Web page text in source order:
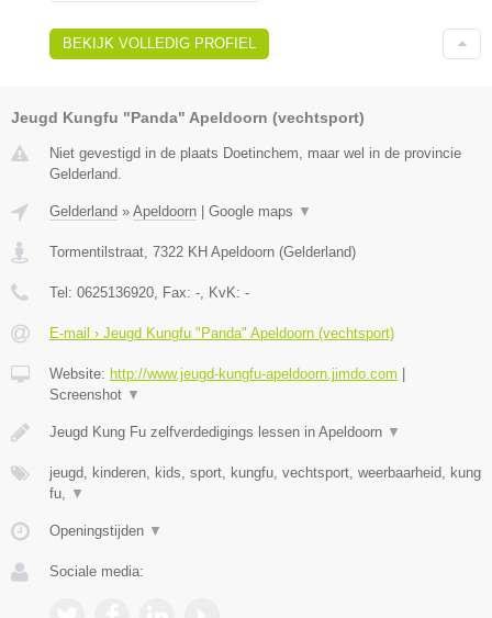
BEKIJK VOLLEDIG PROFIEL
Jeugd Kungfu "Panda" Apeldoorn (vechtsport)
Niet gevestigd in de plaats Doetinchem, maar wel in de provincie
Gelderland.
Gelderland » Apeldoorn Google maps ▼
Tormentilstraat, 7322 KH Apeldoorn (Gelderland)
Tel: 0625136920, Fax: -, KvK: -
E-mail › Jeugd Kungfu "Panda" Apeldoorn (vechtsport)
Website: http://www.jeugd-kungfu-apeldoorn.jimdo.com
Screenshot ▼
Jeugd Kung Fu zelfverdedigings lessen in Apeldoorn ▼
jeugd, kinderen, kids, sport, kungfu, vechtsport, weerbaarheid, kung
fu, ▼
Openingstijden ▼
Sociale media: